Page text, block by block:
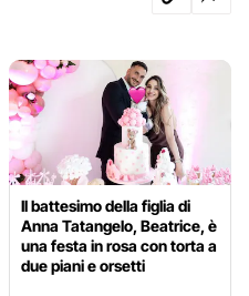
Il battesimo della figlia di
Anna Tatangelo, Beatrice, è
una festa in rosa con torta a
due piani e orsetti